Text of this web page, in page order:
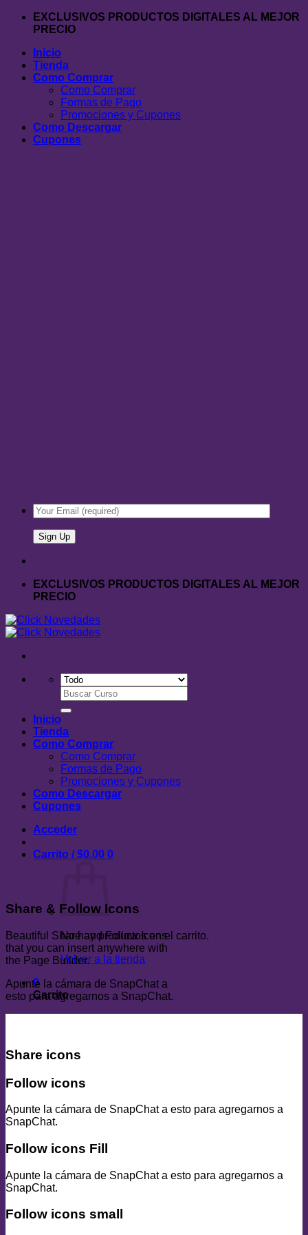
Saltar
EXCLUSIVOS PRODUCTOS DIGITALES AL MEJOR
PRECIO
Inicio
Tienda
Como Comprar
Como Comprar
Formas de Pago
Promociones y Cupones
Como Descargar
Cupones
EXCLUSIVOS PRODUCTOS DIGITALES AL MEJOR
PRECIO
Buscar
por:
Inicio
Tienda
Como Comprar
Como Comprar
Formas de Pago
Promociones y Cupones
Como Descargar
Cupones
Acceder
Carrito /$0.00 0
No hay productos en el carrito.
Volver a la tienda
0
Carrito
Share & Follow Icons
Beautiful Share and Follow Icons
that you can insert anywhere with
the Page Builder.
Apunte la cámara de SnapChat a
esto para agregarnos a SnapChat.
Share icons
Follow icons
Apunte la cámara de SnapChat a esto para agregarnos a
SnapChat.
Follow icons Fill
Apunte la cámara de SnapChat a esto para agregarnos a
SnapChat.
Follow icons small